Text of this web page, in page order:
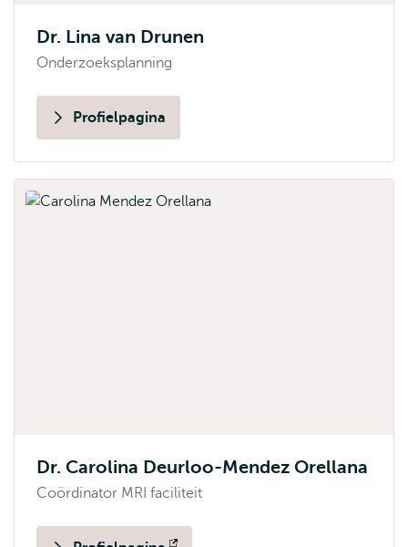
Dr. Lina van Drunen
Onderzoeksplanning
Profielpagina
Dr. Carolina Deurloo-Mendez Orellana
Coördinator MRI faciliteit